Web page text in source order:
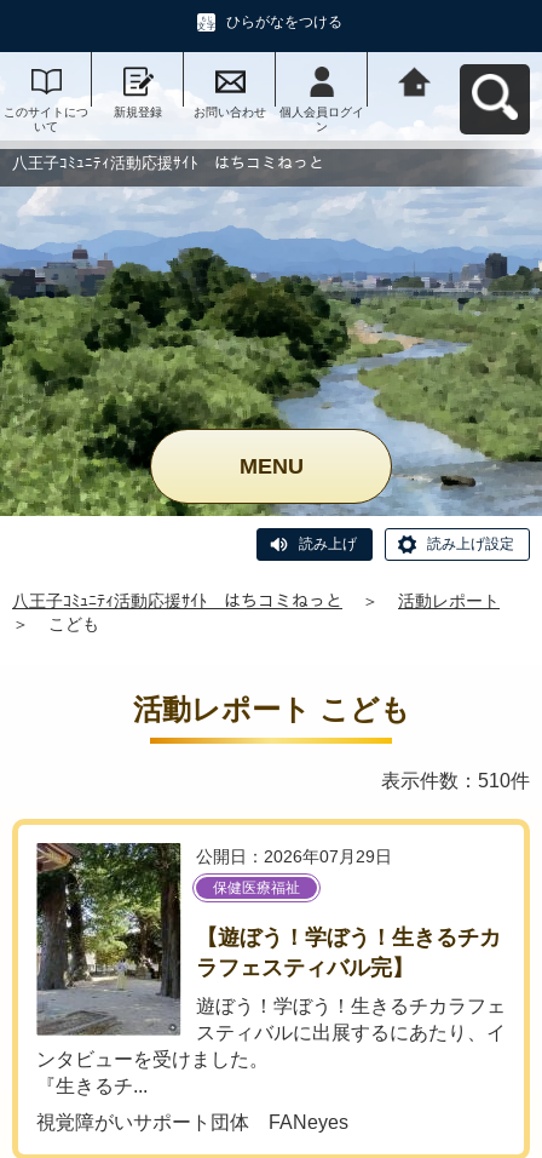
ひらがなをつける
このサイトにつ
いて
新規登録 お問い合わせ
個人会員ログイ
ン
動応援ｻｲﾄ はち
コミねっとへ戻
八王子ｺﾐｭﾆﾃｨ活動応援ｻｲﾄ はちコミねっと
MENU
読み上げ 読み上げ設定
八王子ｺﾐｭﾆﾃｨ活動応援ｻｲﾄ はちコミねっと ＞
活動レポート
＞
こども
活動レポート こども
表示件数：510件
公開日：2026年07月29日
保健医療福祉
【遊ぼう！学ぼう！生きるチカ
ラフェスティバル完】
遊ぼう！学ぼう！生きるチカラフェ
スティバルに出展するにあたり、イ
ンタビューを受けました。
『生きるチ...
視覚障がいサポート団体 FANeyes